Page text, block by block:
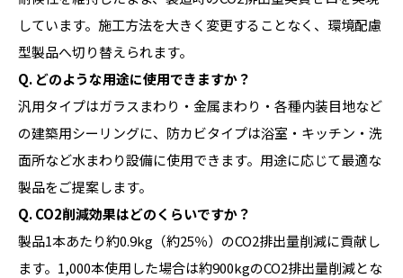
しています。施工方法を大きく変更することなく、環境配慮
型製品へ切り替えられます。
Q. どのような用途に使用できますか？
汎用タイプはガラスまわり・金属まわり・各種内装目地など
の建築用シーリングに、防カビタイプは浴室・キッチン・洗
面所など水まわり設備に使用できます。用途に応じて最適な
製品をご提案します。
Q. CO2削減効果はどのくらいですか？
製品1本あたり約0.9kg（約25％）のCO2排出量削減に貢献し
ます。1,000本使用した場合は約900kgのCO2排出量削減とな